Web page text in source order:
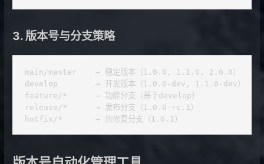
3. 版本号与分支策略
main/master    → 稳定版本（1.0.0, 1.1.0, 2.0.0）
develop        → 开发版本（1.0.0-dev, 1.1.0-dev）
feature/*      → 功能分支（基于develop）
release/*      → 发布分支（1.0.0-rc.1）
hotfix/*       → 热修复分支（1.0.1）